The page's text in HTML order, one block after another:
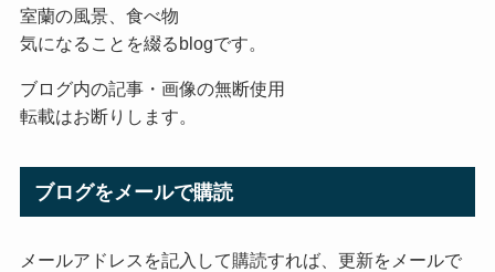
室蘭の風景、食べ物
気になることを綴るblogです。
ブログ内の記事・画像の無断使用
転載はお断りします。
ブログをメールで購読
メールアドレスを記入して購読すれば、更新をメールで